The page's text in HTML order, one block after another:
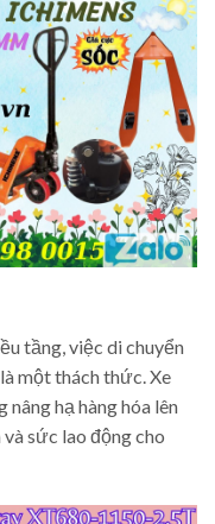
tầng, việc di chuyển
một thách thức. Xe
hạ hàng hóa lên
sức lao động cho